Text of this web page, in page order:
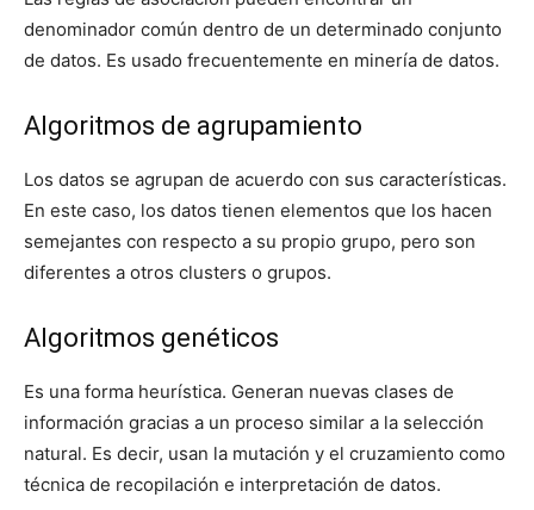
denominador común dentro de un determinado conjunto
de datos. Es usado frecuentemente en minería de datos.
Algoritmos de agrupamiento
Los datos se agrupan de acuerdo con sus características.
En este caso, los datos tienen elementos que los hacen
semejantes con respecto a su propio grupo, pero son
diferentes a otros clusters o grupos.
Algoritmos genéticos
Es una forma heurística. Generan nuevas clases de
información gracias a un proceso similar a la selección
natural. Es decir, usan la mutación y el cruzamiento como
técnica de recopilación e interpretación de datos.